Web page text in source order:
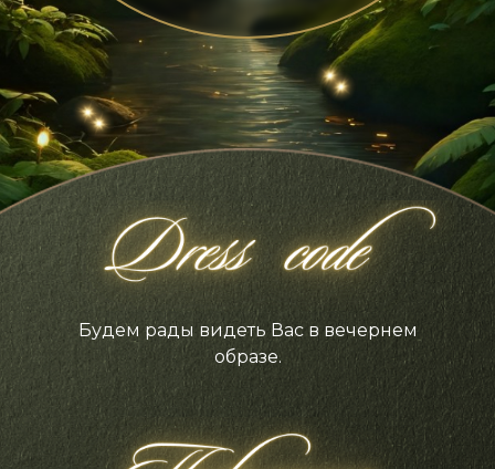
Будем рады видеть Вас в вечернем
образе.